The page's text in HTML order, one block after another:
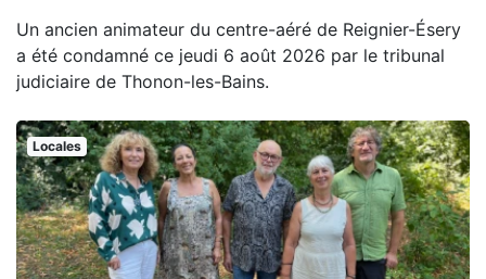
Un ancien animateur du centre-aéré de Reignier-Ésery
a été condamné ce jeudi 6 août 2026 par le tribunal
judiciaire de Thonon-les-Bains.
Locales